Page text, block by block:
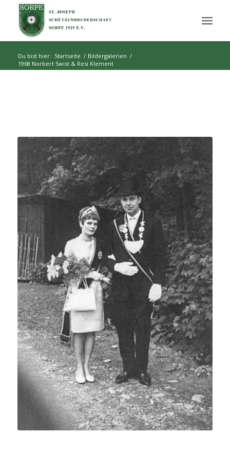
Du bist hier: Startseite / Bildergalerien /
1968 Norbert Swist & Resi Klement